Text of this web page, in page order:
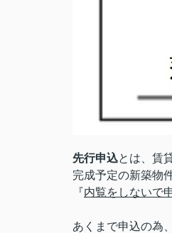
先行申込とは、賃
完成予定の新築物
『内覧をしないで
あくまで申込の為